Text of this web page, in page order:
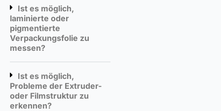
Ist es möglich,
laminierte oder
pigmentierte
Verpackungsfolie zu
messen?
Ist es möglich,
Probleme der Extruder-
oder Filmstruktur zu
erkennen?